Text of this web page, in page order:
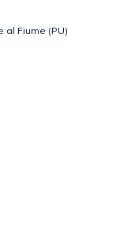
al Fiume (PU)